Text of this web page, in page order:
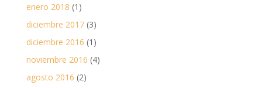
enero 2018 (1)
diciembre 2017(3)
diciembre 2016 (1)
noviembre 2016 (4)
agosto 2016 (2)